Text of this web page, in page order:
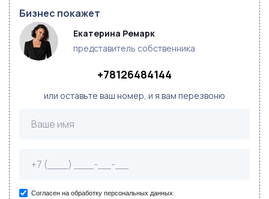
Бизнес покажет
Екатерина Ремарк
представитель собственника
+78126484144
или оставьте ваш номер, и я вам перезвоню
Согласен на обработку персональных данных